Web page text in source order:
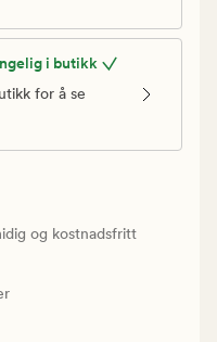
i butikk
for å se
og kostnadsfritt